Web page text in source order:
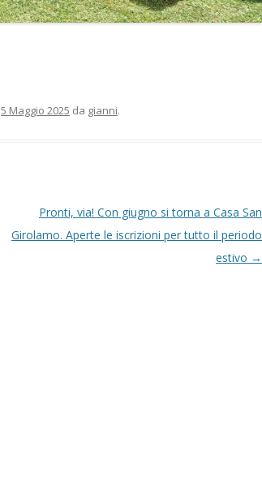
5 Maggio 2025 da gianni.
Pronti, via! Con giugno si torna a Casa San
Girolamo. Aperte le iscrizioni per tutto il periodo
estivo →